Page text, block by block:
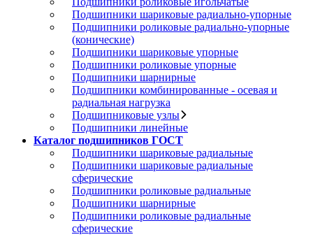
Подшипники шариковые радиально-упорные
Подшипники роликовые радиально-упорные
(конические)
Подшипники шариковые упорные
Подшипники роликовые упорные
Подшипники шарнирные
Подшипники комбинированные - осевая и
радиальная нагрузка
Подшипниковые узлы
Подшипники линейные
Каталог подшипников ГОСТ
Подшипники шариковые радиальные
Подшипники шариковые радиальные
сферические
Подшипники роликовые радиальные
Подшипники шарнирные
Подшипники роликовые радиальные
сферические